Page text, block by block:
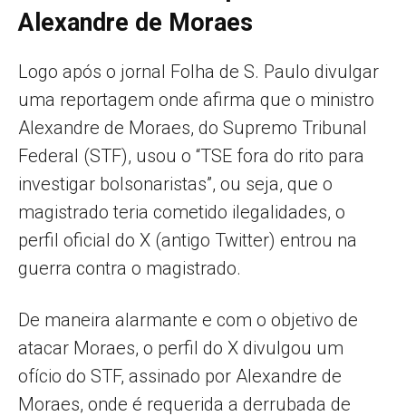
Alexandre de Moraes
Logo após o jornal Folha de S. Paulo divulgar
uma reportagem onde afirma que o ministro
Alexandre de Moraes, do Supremo Tribunal
Federal (STF), usou o “TSE fora do rito para
investigar bolsonaristas”, ou seja, que o
magistrado teria cometido ilegalidades, o
perfil oficial do X (antigo Twitter) entrou na
guerra contra o magistrado.
De maneira alarmante e com o objetivo de
atacar Moraes, o perfil do X divulgou um
ofício do STF, assinado por Alexandre de
Moraes, onde é requerida a derrubada de